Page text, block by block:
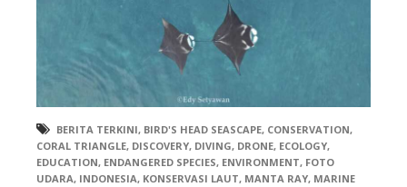
BERITA TERKINI, BIRD'S HEAD SEASCAPE, CONSERVATION,
CORAL TRIANGLE, DISCOVERY, DIVING, DRONE, ECOLOGY,
EDUCATION, ENDANGERED SPECIES, ENVIRONMENT, FOTO
UDARA, INDONESIA, KONSERVASI LAUT, MANTA RAY, MARINE